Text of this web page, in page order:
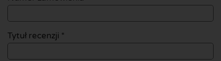
Tytuł recenzji *